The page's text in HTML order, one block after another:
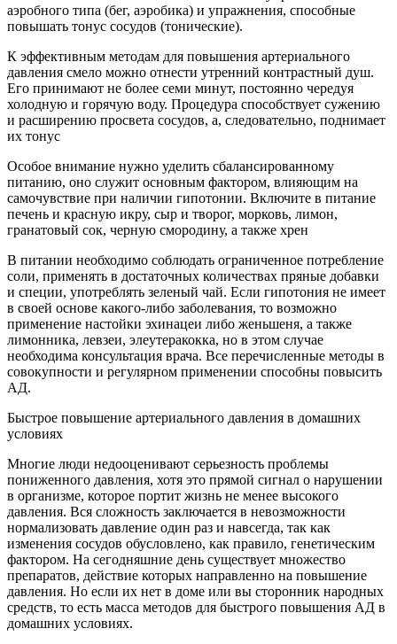
аэробного типа (бег, аэробика) и упражнения, способные
повышать тонус сосудов (тонические).
К эффективным методам для повышения артериального
давления смело можно отнести утренний контрастный душ.
Его принимают не более семи минут, постоянно чередуя
холодную и горячую воду. Процедура способствует сужению
и расширению просвета сосудов, а, следовательно, поднимает
их тонус
Особое внимание нужно уделить сбалансированному
питанию, оно служит основным фактором, влияющим на
самочувствие при наличии гипотонии. Включите в питание
печень и красную икру, сыр и творог, морковь, лимон,
гранатовый сок, черную смородину, а также хрен
В питании необходимо соблюдать ограниченное потребление
соли, применять в достаточных количествах пряные добавки
и специи, употреблять зеленый чай. Если гипотония не имеет
в своей основе какого-либо заболевания, то возможно
применение настойки эхинацеи либо женьшеня, а также
лимонника, левзеи, элеутеракокка, но в этом случае
необходима консультация врача. Все перечисленные методы в
совокупности и регулярном применении способны повысить
АД.
Быстрое повышение артериального давления в домашних
условиях
Многие люди недооценивают серьезность проблемы
пониженного давления, хотя это прямой сигнал о нарушении
в организме, которое портит жизнь не менее высокого
давления. Вся сложность заключается в невозможности
нормализовать давление один раз и навсегда, так как
изменения сосудов обусловлено, как правило, генетическим
фактором. На сегодняшние день существует множество
препаратов, действие которых направленно на повышение
давления. Но если их нет в доме или вы сторонник народных
средств, то есть масса методов для быстрого повышения АД в
домашних условиях.